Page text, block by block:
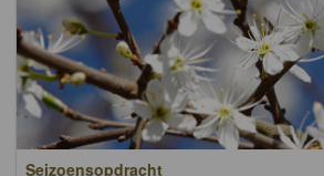
Seizoensopdracht